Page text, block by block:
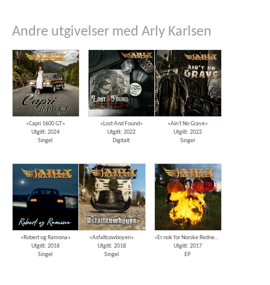
Andre utgivelser med Arly Karlsen
«Capri 1600 GT»
Utgitt: 2024
Singel
«Lost And Found»
Utgitt: 2022
Digitalt
«Ain't No Grave»
Utgitt: 2022
Singel
«Robert og Ramona»
Utgitt: 2018
Singel
«Asfaltcowboyen»
Utgitt: 2018
Singel
«Er nok for Norske Rednecks»
Utgitt: 2017
EP